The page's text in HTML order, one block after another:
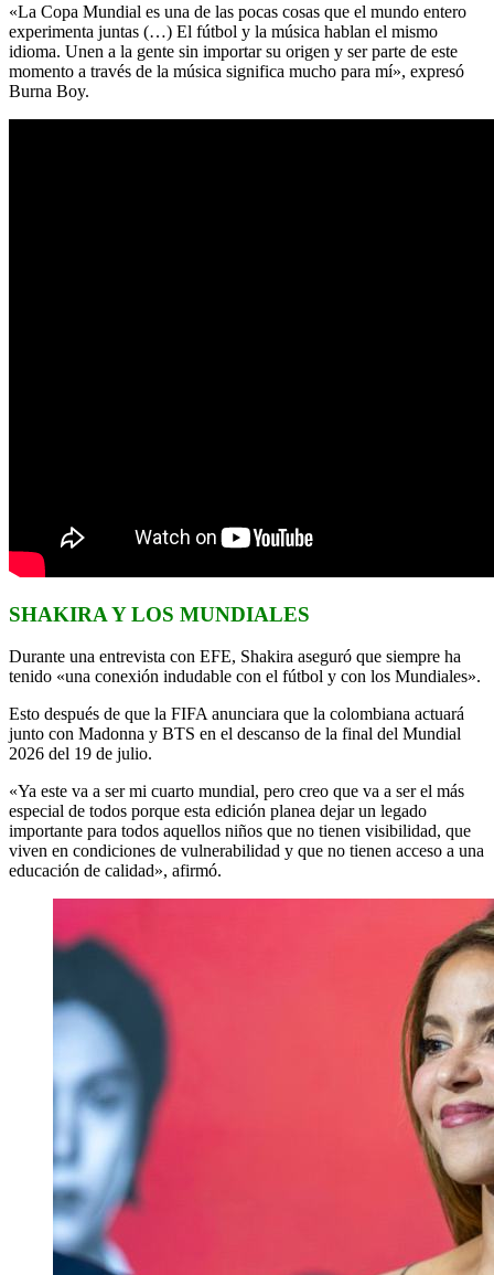
«La Copa Mundial es una de las pocas cosas que el mundo entero
experimenta juntas (…) El fútbol y la música hablan el mismo
idioma. Unen a la gente sin importar su origen y ser parte de este
momento a través de la música significa mucho para mí», expresó
Burna Boy.
SHAKIRA Y LOS MUNDIALES
Durante una entrevista con EFE, Shakira aseguró que siempre ha
tenido «una conexión indudable con el fútbol y con los Mundiales».
Esto después de que la FIFA anunciara que la colombiana actuará
junto con Madonna y BTS en el descanso de la final del Mundial
2026 del 19 de julio.
«Ya este va a ser mi cuarto mundial, pero creo que va a ser el más
especial de todos porque esta edición planea dejar un legado
importante para todos aquellos niños que no tienen visibilidad, que
viven en condiciones de vulnerabilidad y que no tienen acceso a una
educación de calidad», afirmó.